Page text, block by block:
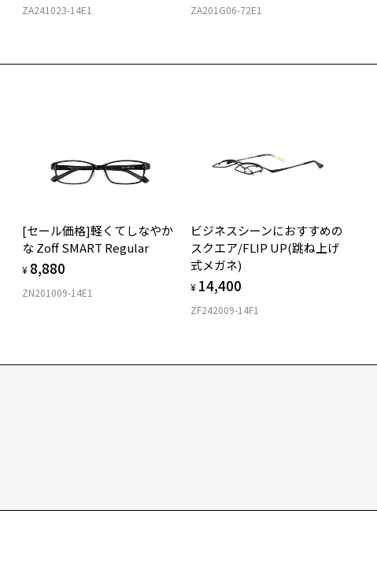
ZA241023-14E1 ZA201G06-72E1
[セール価格]軽くてしなやか
な Zoff SMART Regular
¥ 8,880
ZN201009-14E1
ビジネスシーンにおすすめの
スクエア/FLIP UP(跳ね上げ
式メガネ)
¥ 14,400
ZF242009-14F1